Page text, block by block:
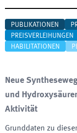
PUBLIKATIONEN
PREISVERLEIHUNGEN
HABILITATIONEN
Neue
und
Aktivität
Grunddaten zu